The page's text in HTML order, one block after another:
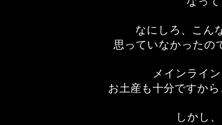
なにしろ、こん
思っていなかったの
メインライ
お土産も十分ですか
しかし